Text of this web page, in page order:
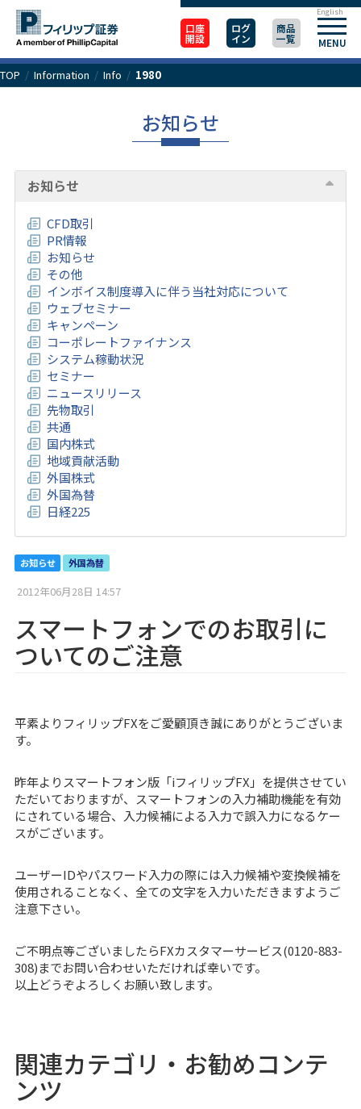
口座
開設
ログ
イン
商品
一覧 MENU
English
TOP / Information / Info / 1980
お知らせ
お知らせ
CFD取引
PR情報
お知らせ
その他
インボイス制度導入に伴う当社対応について
ウェブセミナー
キャンペーン
コーポレートファイナンス
システム稼動状況
セミナー
ニュースリリース
先物取引
共通
国内株式
地域貢献活動
外国株式
外国為替
日経225
お知らせ 外国為替
2012年06月28日 14:57
スマートフォンでのお取引に
ついてのご注意
平素よりフィリップFXをご愛顧頂き誠にありがとうございま
す。
昨年よりスマートフォン版「iフィリップFX 」を提供させてい
ただいておりますが、スマートフォンの入力補助機能を有効
にされている場合、入力候補による入力で誤入力になるケー
スがございます。
ユーザーIDやパスワード入力の際には入力候補や変換候補を
使用されることなく、全ての文字を入力いただきますようご
注意下さい。
ご不明点等ございましたらFXカスタマーサービス(0120-883-
308)までお問い合わせいただければ幸いです。
以上どうぞよろしくお願い致します。
関連カテゴリ・お勧めコンテ
ンツ